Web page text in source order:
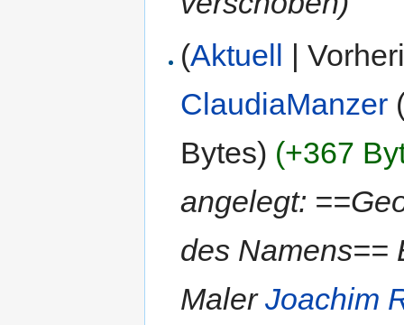
(Aktuell |
ClaudiaManzer
Bytes) (+367
angelegt:
des Namens==
MalerJoachim